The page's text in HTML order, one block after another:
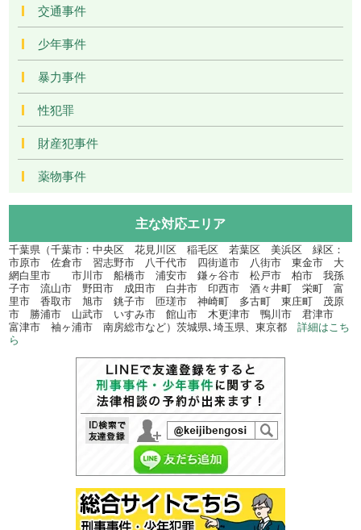
交通事件
少年事件
暴力事件
性犯罪
財産犯事件
薬物事件
主な対応エリア
千葉県（千葉市：中央区 花見川区 稲毛区 若葉区 美浜区 緑区：
市原市 佐倉市 習志野市 八千代市 四街道市 八街市 東金市 大
網白里市 市川市 船橋市 浦安市 鎌ヶ谷市 松戸市 柏市 我孫
子市 流山市 野田市 成田市 白井市 印西市 酒々井町 栄町 富
里市 香取市 旭市 銚子市 匝瑳市 神崎町 多古町 東庄町 茂原
市 勝浦市 山武市 いすみ市 館山市 木更津市 鴨川市 君津市
富津市 袖ヶ浦市 南房総市など）茨城県､埼玉県、東京都詳細はこち
ら